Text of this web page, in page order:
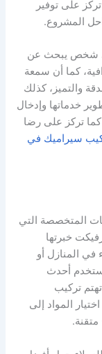
تركز على توفير
المشروع.
شخص يبحث عن
كما أن سمعة
والتميز، كذلك
خدماتها وإدخال
كما تركز على رضا
سيراميك في
المتخصصة التي
خبرتها
في المنازل أو
أحدث
تركيب
المواد إلى